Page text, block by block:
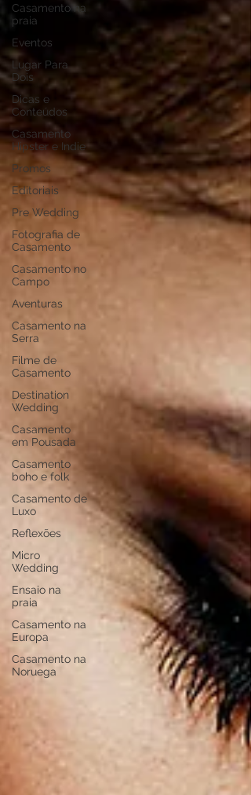
Casamento na
praia
Eventos
Lugar Para
Dois
Dicas e
Conteúdos
Casamento
Hipster e Indie
Promos
Editoriais
Pre Wedding
Fotografia de
Casamento
Casamento no
Campo
Aventuras
Casamento na
Serra
Filme de
Casamento
Destination
Wedding
Casamento
em Pousada
Casamento
boho e folk
Casamento de
Luxo
Reflexões
Micro
Wedding
Ensaio na
praia
Casamento na
Europa
Casamento na
Noruega